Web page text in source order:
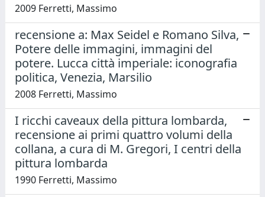
2009 Ferretti, Massimo
recensione a: Max Seidel e Romano Silva,
Potere delle immagini, immagini del
potere. Lucca città imperiale: iconografia
politica, Venezia, Marsilio
2008 Ferretti, Massimo
I ricchi caveaux della pittura lombarda,
recensione ai primi quattro volumi della
collana, a cura di M. Gregori, I centri della
pittura lombarda
1990 Ferretti, Massimo